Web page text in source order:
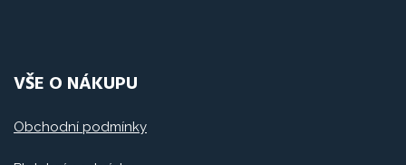
VŠE O NÁKUPU
Obchodní podmínky